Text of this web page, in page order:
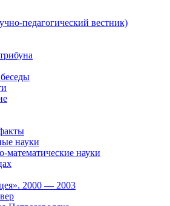
педагогический вестник)
науки
математические науки
2000 — 2003